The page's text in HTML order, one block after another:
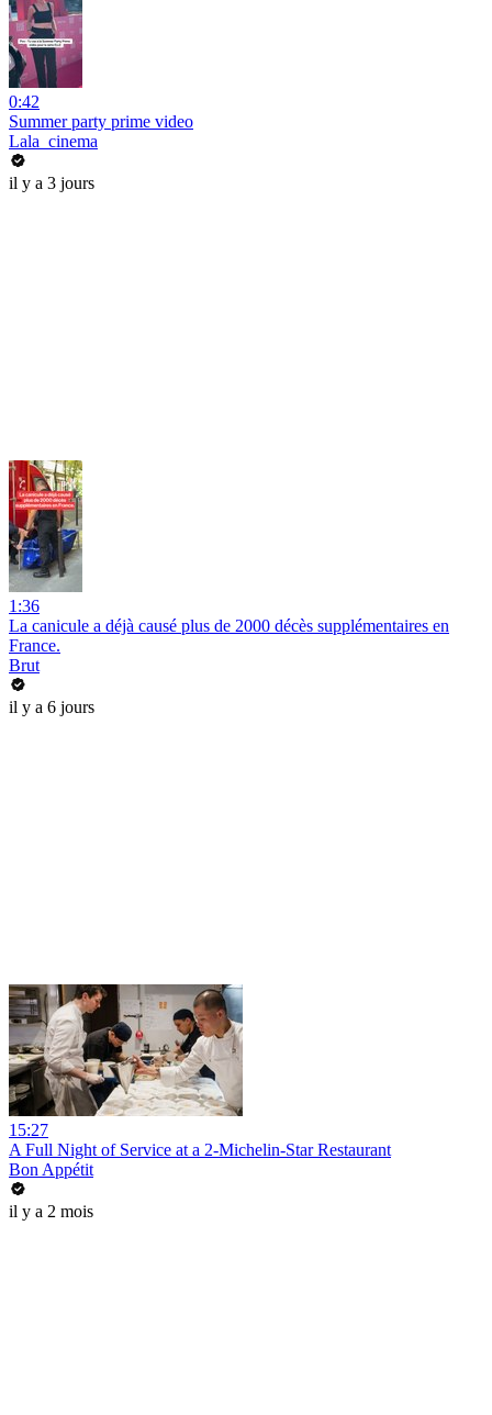
0:42
Summer party prime video
Lala_cinema
il y a 3 jours
1:36
La canicule a déjà causé plus de 2000 décès supplémentaires en
France.
Brut
il y a 6 jours
15:27
A Full Night of Service at a 2-Michelin-Star Restaurant
Bon Appétit
il y a 2 mois